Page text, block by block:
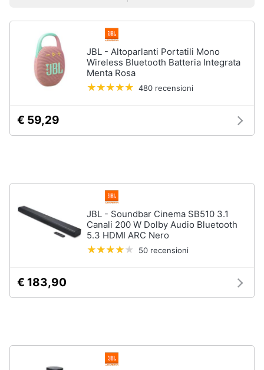
Audio
e
musica
Arredo
e
Salute
Beauty
Prima
JBL - Altoparlanti Portatili Mono
Wireless Bluetooth Batteria Integrata
Menta Rosa
480 recensioni
€ 59,29
JBL - Soundbar Cinema SB510 3.1
Canali 200 W Dolby Audio Bluetooth
5.3 HDMI ARC Nero
50 recensioni
€ 183,90